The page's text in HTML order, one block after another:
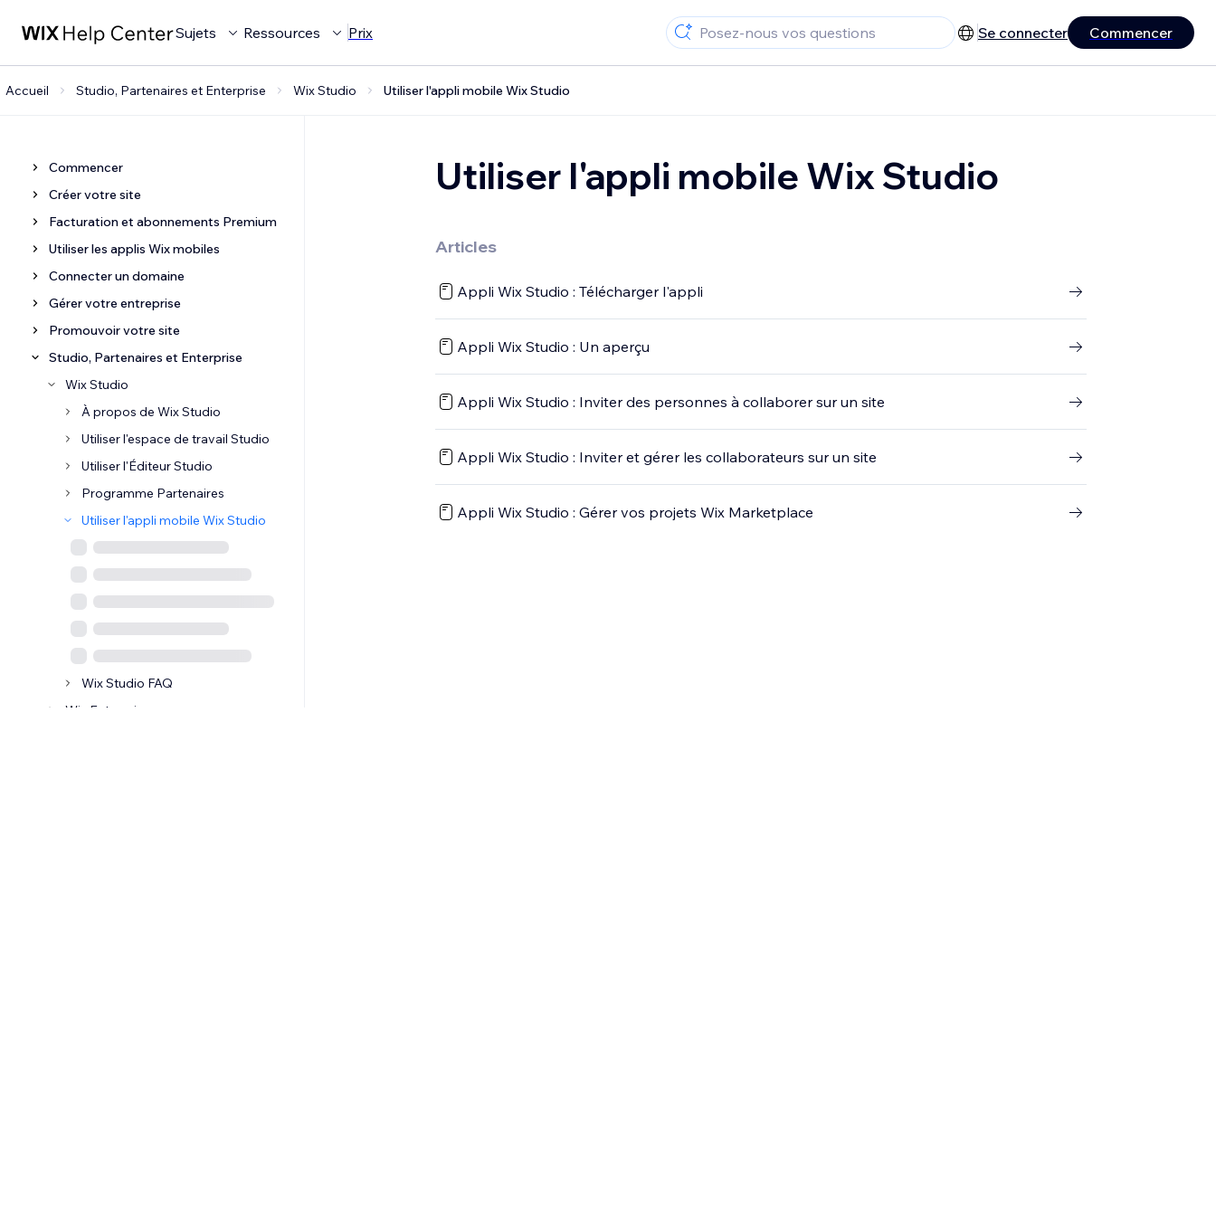
Sujets Ressources Prix Se connecter Commencer
Accueil Studio, Partenaires et Enterprise Wix Studio Utiliser l'appli mobile Wix Studio
Commencer
Créer votre site
Facturation et abonnements Premium
Utiliser les applis Wix mobiles
Connecter un domaine
Gérer votre entreprise
Promouvoir votre site
Studio, Partenaires et Enterprise
Wix Studio
À propos de Wix Studio
Utiliser l'espace de travail Studio
Utiliser l'Éditeur Studio
Programme Partenaires
Utiliser l'appli mobile Wix Studio
Wix Studio FAQ
Wix Enterprise
Utiliser l'appli mobile Wix Studio
Articles
Appli Wix Studio : Télécharger l'appli
Appli Wix Studio : Un aperçu
Appli Wix Studio : Inviter des personnes à collaborer sur un site
Appli Wix Studio : Inviter et gérer les collaborateurs sur un site
Appli Wix Studio : Gérer vos projets Wix Marketplace